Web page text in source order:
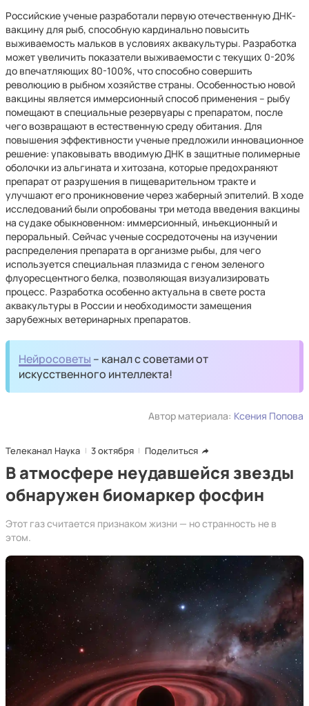
Российские ученые разработали первую отечественную ДНК-
вакцину для рыб, способную кардинально повысить
выживаемость мальков в условиях аквакультуры. Разработка
может увеличить показатели выживаемости с текущих 0-20%
до впечатляющих 80-100%, что способно совершить
революцию в рыбном хозяйстве страны. Особенностью новой
вакцины является иммерсионный способ применения – рыбу
помещают в специальные резервуары с препаратом, после
чего возвращают в естественную среду обитания. Для
повышения эффективности ученые предложили инновационное
решение: упаковывать вводимую ДНК в защитные полимерные
оболочки из альгината и хитозана, которые предохраняют
препарат от разрушения в пищеварительном тракте и
улучшают его проникновение через жаберный эпителий. В ходе
исследований были опробованы три метода введения вакцины
на судаке обыкновенном: иммерсионный, инъекционный и
пероральный. Сейчас ученые сосредоточены на изучении
распределения препарата в организме рыбы, для чего
используется специальная плазмида с геном зеленого
флуоресцентного белка, позволяющая визуализировать
процесс. Разработка особенно актуальна в свете роста
аквакультуры в России и необходимости замещения
зарубежных ветеринарных препаратов.
Нейросоветы – канал с советами от
искусственного интеллекта!
Автор материала: Ксения Попова
Телеканал Наука 3 октября Поделиться
В атмосфере неудавшейся звезды
обнаружен биомаркер фосфин
Этот газ считается признаком жизни — но странность не в
этом.